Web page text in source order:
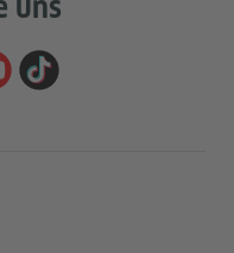
uns